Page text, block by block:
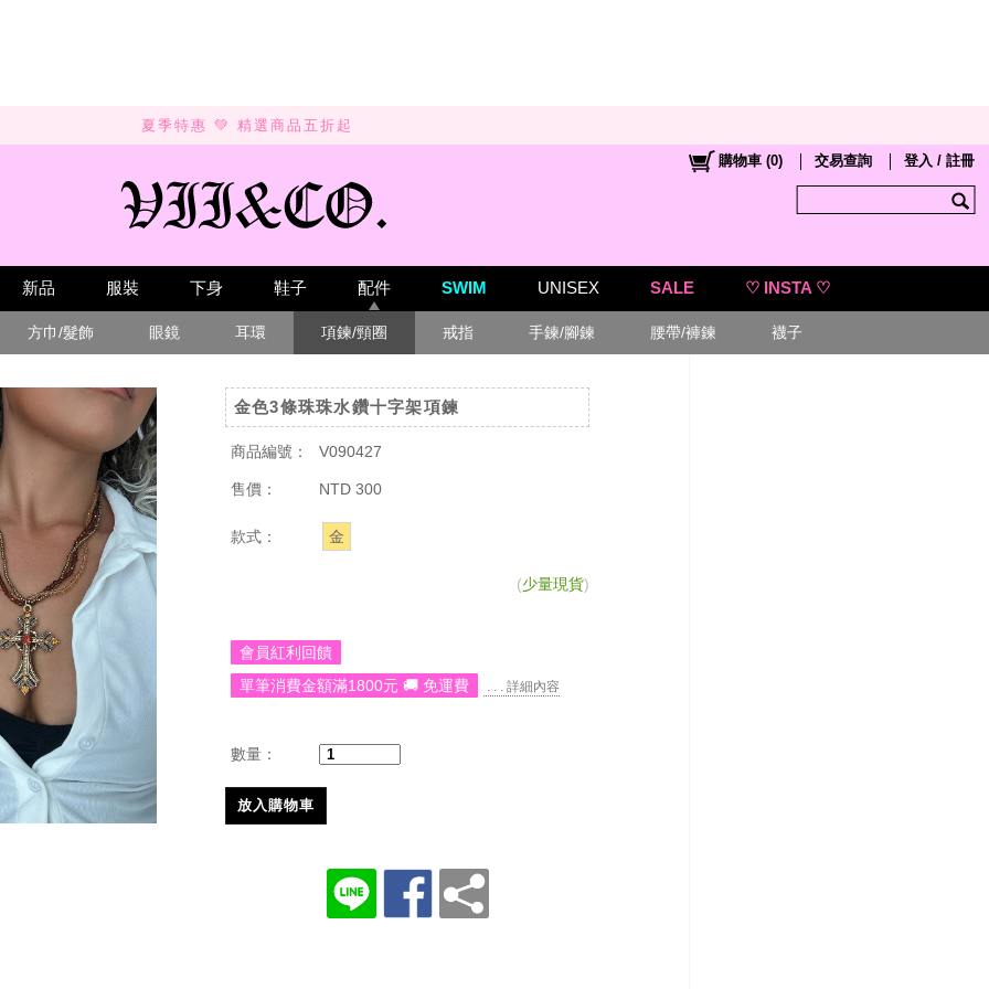
SUMMER SALE 💚 UP TO 50% OFF
新品 服裝 下身 鞋子 配件 SWIM UNISEX SALE ♡ INSTA ♡
購物車 (0) 交易查詢 登入 / 註冊
方巾/髮飾 眼鏡 耳環 項鍊/頸圈 戒指 手鍊/腳鍊 腰帶/褲鍊 襪子
金色3條珠珠水鑽十字架項鍊
商品編號： V090427
售價： NTD 300
款式： 金
(少量現貨)
會員紅利回饋
單筆消費金額滿1800元 🚚 免運費
. . . 詳細內容
數量：
放入購物車